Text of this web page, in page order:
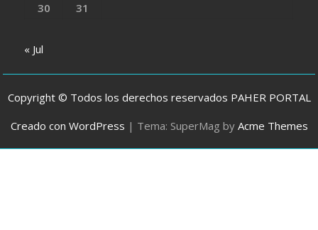
30
31
« Jul
Copyright © Todos los derechos reservados PAHER PORTAL
Creado con WordPress | Tema: SuperMag by Acme Themes